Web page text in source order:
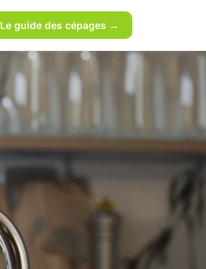
Le guide des cépages →